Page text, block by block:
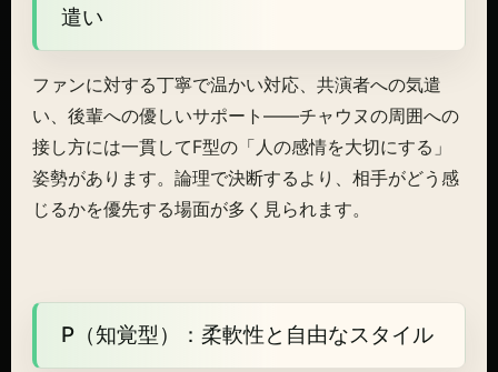
遣い
ファンに対する丁寧で温かい対応、共演者への気遣
い、後輩への優しいサポート——チャウヌの周囲への
接し方には一貫してF型の「人の感情を大切にする」
姿勢があります。論理で決断するより、相手がどう感
じるかを優先する場面が多く見られます。
P（知覚型）：柔軟性と自由なスタイル